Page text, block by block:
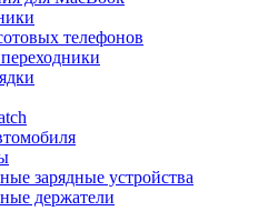
телефонов
зарядные устройства
держатели